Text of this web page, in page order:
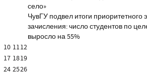
село»
ЧувГУ подвел итоги приоритетного
зачисления: число студентов по
выросло на 55%
10 1112
17 1819
24 2526